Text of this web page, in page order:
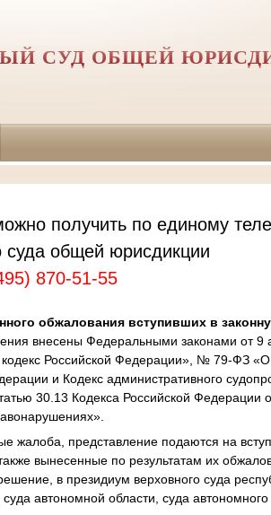
СУД ОБЩЕЙ
получить по единому
суда общей юрисдикции
870-51-55
обжалования вступивших в
внесены Федеральными законами от
Российской Федерации», № 79-ФЗ
и Кодекс административного
30.13 Кодекса Российской Федерации
жалоба, представление подаются на
вынесенные по результатам их
в президиум верховного суда
автономной области, суда автономного